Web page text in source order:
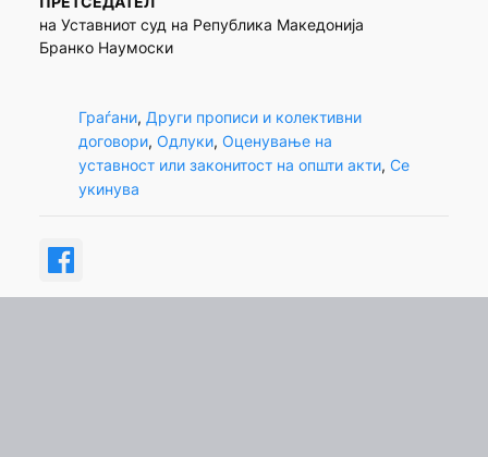
на Уставниот суд на Република Македонија
Бранко Наумоски
Граѓани, Други прописи и колективни
договори, Одлуки, Оценување на
уставност или законитост на општи акти, Се
укинува